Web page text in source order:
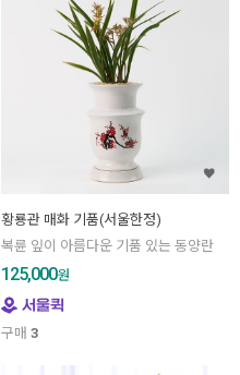
황룡관 매화 기품(서울한정)
복륜 잎이 아름다운 기품 있는 동양란
125,000원
구매 3